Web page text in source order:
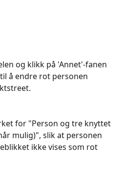
og klikk på 'Annet'-fanen
å endre rot personen
for "Person og tre knyttet
mulig)", slik at personen
ikke vises som rot